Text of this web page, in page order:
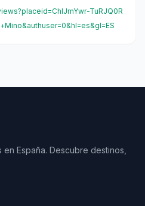
TuRJQ0R
España. Descubre destinos,